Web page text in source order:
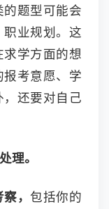
的题型可能会
业规划。这
学方面的想
考意愿、学
还要对自己
理。
察，包括你的